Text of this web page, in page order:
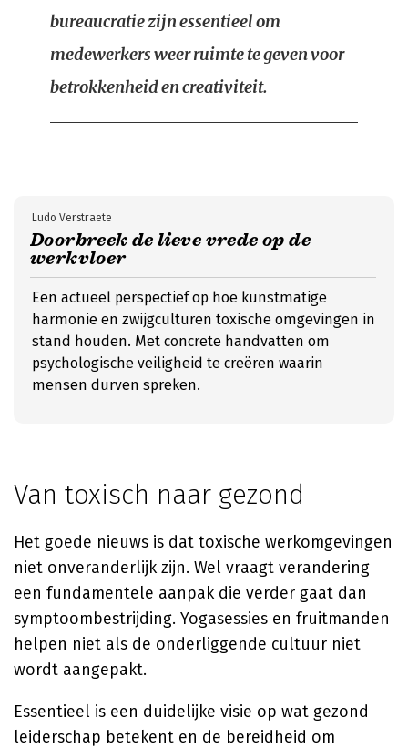
bureaucratie zijn essentieel om
medewerkers weer ruimte te geven voor
betrokkenheid en creativiteit.
Doorbreek de lieve vrede op de
werkvloer
Ludo Verstraete
Een actueel perspectief op hoe kunstmatige
harmonie en zwijgculturen toxische omgevingen in
stand houden. Met concrete handvatten om
psychologische veiligheid te creëren waarin
mensen durven spreken.
Van toxisch naar gezond
Het goede nieuws is dat toxische werkomgevingen
niet onveranderlijk zijn. Wel vraagt verandering
een fundamentele aanpak die verder gaat dan
symptoombestrijding. Yogasessies en fruitmanden
helpen niet als de onderliggende cultuur niet
wordt aangepakt.
Essentieel is een duidelijke visie op wat gezond
leiderschap betekent en de bereidheid om